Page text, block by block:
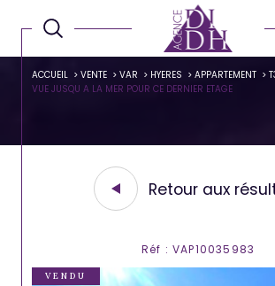
ACCUEIL VENTE VAR HYERES APPARTEMENT
VUE JUSQU A LA MER POUR CE DERNIER ETAGE
Retour aux
Réf : VAP10035983
VENDU